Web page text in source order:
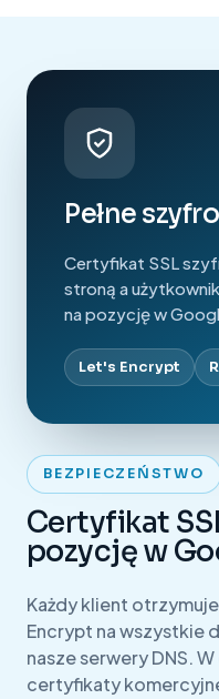
Pełne
Certyfikat SSL
stroną a
na pozycję w
Let's Encrypt
BEZPIECZEŃSTWO
Certyfikat
pozycję w
Każdy klient
Encrypt na wszystkie
nasze serwery DNS.
certyfikaty